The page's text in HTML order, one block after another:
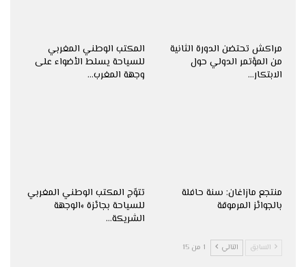
مراكش تحتضن الدورة الثانية
من المؤتمر الدولي حول
الابتكار…
المكتب الوطني المغربي
للسياحة يسلط الأضواء على
وجهة المغرب…
منتجع مازاغان: سنة حافلة
بالجوائز المرموقة
تتوّج المكتب الوطني المغربي
للسياحة بجائزة »الوجهة
الشريكة…
السابق التالي 1 من 15